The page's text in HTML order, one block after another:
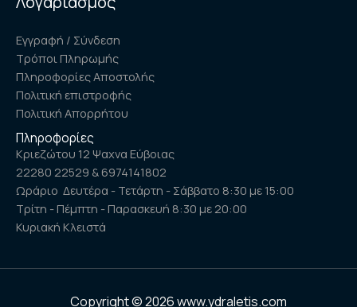
Εγγραφή / Σύνδεση
Τρόποι Πληρωμής
Πληροφορίες Αποστολής
Πολιτική επιστροφής
Πολιτική Απορρήτου
Πληροφορίες
Κριεζώτου 12 Ψαχνα Εύβοιας
22280 22529 & 6974141802
Ωράριο Δευτέρα - Τετάρτη - Σάββατο 8:30 με 15:00
Τρίτη - Πέμπτη - Παρασκευή 8:30 με 20:00
Κυριακή Κλειστά
Copyright © 2026 www.ydraletis.com